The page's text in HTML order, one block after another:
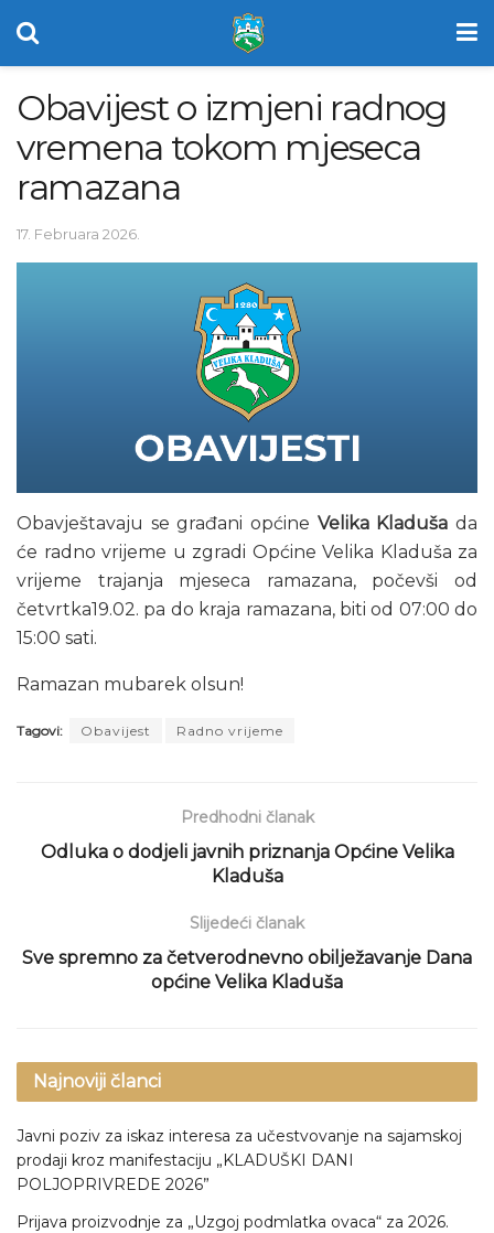
Obavijest o izmjeni radnog
vremena tokom mjeseca
ramazana
17. Februara 2026.
Obavještavaju se građani općine Velika Kladuša da
će radno vrijeme u zgradi Općine Velika Kladuša za
vrijeme trajanja mjeseca ramazana, počevši od
četvrtka19.02. pa do kraja ramazana, biti od 07:00 do
15:00 sati.
Ramazan mubarek olsun!
Tagovi: Obavijest Radno vrijeme
Predhodni članak
Odluka o dodjeli javnih priznanja Općine Velika
Kladuša
Slijedeći članak
Sve spremno za četverodnevno obilježavanje Dana
općine Velika Kladuša
Najnoviji članci
Javni poziv za iskaz interesa za učestvovanje na sajamskoj
prodaji kroz manifestaciju „KLADUŠKI DANI
POLJOPRIVREDE 2026”
Prijava proizvodnje za „Uzgoj podmlatka ovaca“ za 2026.